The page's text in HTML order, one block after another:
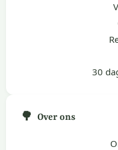
30
🌳 Over ons